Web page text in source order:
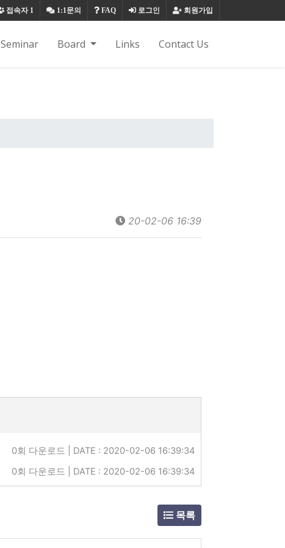
회원가입
로그인
FAQ
1:1문의
접속자1
Seminar Board Links Contact Us
20-02-06 16:39
0회 다운로드 | DATE : 2020-02-06 16:39:34
0회 다운로드 | DATE : 2020-02-06 16:39:34
목록